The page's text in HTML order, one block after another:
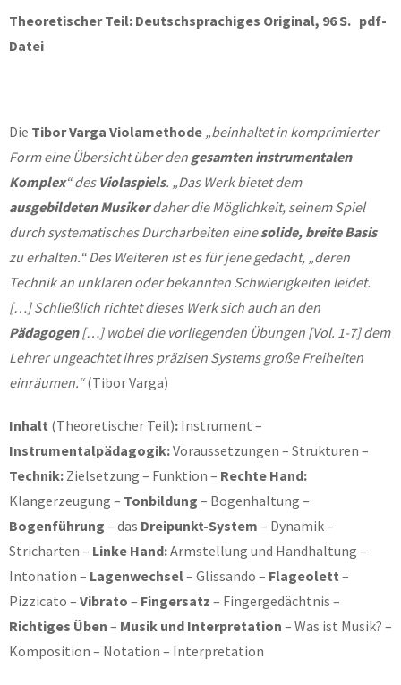
Theoretischer Teil: Deutschsprachiges Original, 96 S. pdf-
Datei
Die Tibor Varga Violamethode „beinhaltet in komprimierter
Form eine Übersicht über den gesamten instrumentalen
Komplex“des Violaspiels. „Das Werk bietet dem
ausgebildeten Musikerdaher die Möglichkeit, seinem Spiel
durch systematisches Durcharbeiten einesolide, breite Basis
zu erhalten.“ Des Weiteren ist es für jene gedacht, „deren
Technik an unklaren oder bekannten Schwierigkeiten leidet.
[…] Schließlich richtet dieses Werk sich auch an den
Pädagogen[…] wobei die vorliegenden Übungen [Vol. 1-7] dem
Lehrer ungeachtet ihres präzisen Systems große Freiheiten
einräumen.“(Tibor Varga)
Inhalt (Theoretischer Teil): Instrument –
Instrumentalpädagogik:Voraussetzungen – Strukturen –
Technik: Zielsetzung – Funktion – Rechte Hand:
Klangerzeugung – Tonbildung – Bogenhaltung –
Bogenführung – das Dreipunkt-System – Dynamik –
Stricharten – Linke Hand:Armstellung und Handhaltung –
Intonation – Lagenwechsel– Glissando – Flageolett –
Pizzicato – Vibrato – Fingersatz – Fingergedächtnis –
Richtiges Üben – Musik und Interpretation – Was ist Musik? –
Komposition – Notation – Interpretation